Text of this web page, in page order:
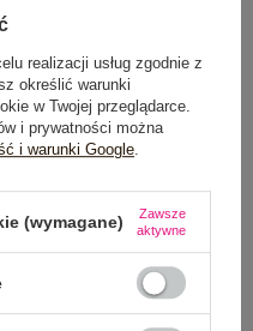
realizacji usług zgodnie z
określić warunki
w Twojej przeglądarce.
i prywatności można
i warunki Google
(wymagane)
Zawsze
aktywne